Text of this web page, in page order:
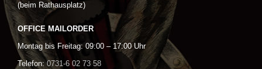
(beim Rathausplatz)
OFFICE MAILORDER
Montag bis Freitag: 09:00 – 17:00 Uhr
Telefon: 0731-6 02 73 58